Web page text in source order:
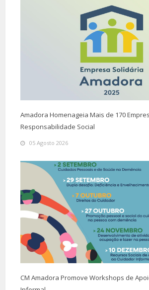
Amadora Homenageia Mais de 170
Responsabilidade Social
05 Agosto 2026
CM Amadora Promove Workshops de